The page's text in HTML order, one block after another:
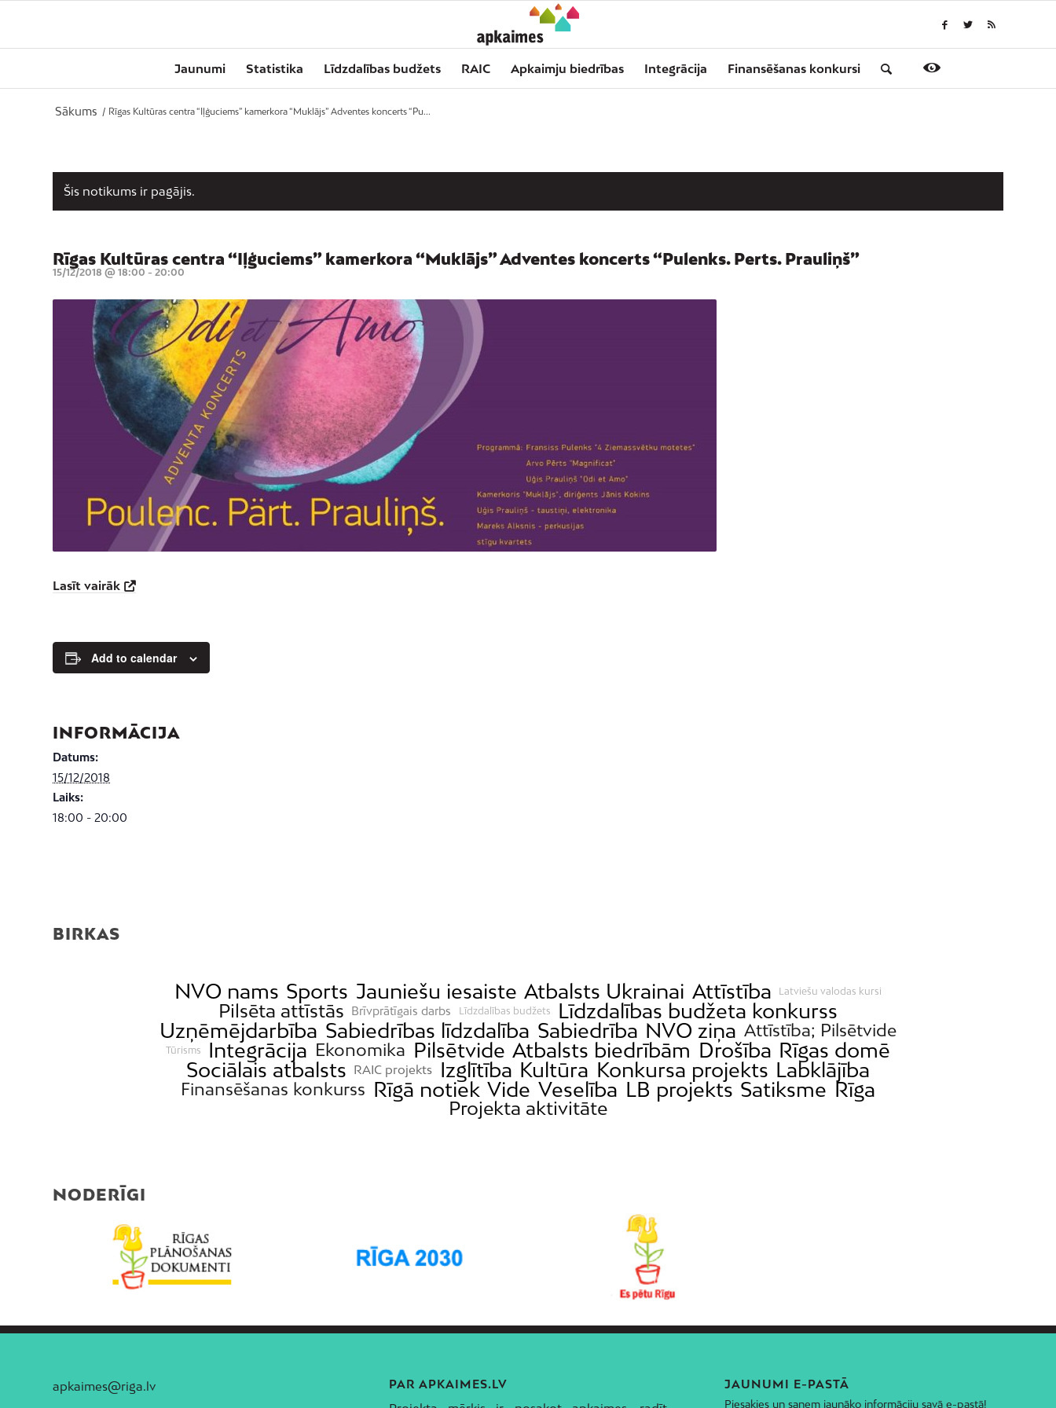
Jaunumi Statistika Līdzdalības budžets RAIC Apkaimju biedrības Integrācija Finansēšanas konkursi
Sākums / Rīgas Kultūras centra “Iļģuciems” kamerkora “Muklājs” Adventes koncerts “Pu...
Šis notikums ir pagājis.
Rīgas Kultūras centra “Iļģuciems” kamerkora “Muklājs” Adventes koncerts “Pulenks. Perts. Prauliņš”
15/12/2018 @ 18:00 - 20:00
Lasīt vairāk
Add to calendar
INFORMĀCIJA
Datums:
15/12/2018
Laiks:
18:00 - 20:00
BIRKAS
NVO nams Sports Jauniešu iesaiste Atbalsts Ukrainai Attīstība Latviešu valodas kursi
Pilsēta attīstās Brīvprātīgais darbs Līdzdalības budžets
Līdzdalības budžeta konkurss
Uzņēmējdarbība Sabiedrības līdzdalība Sabiedrība NVO ziņa Attīstība; Pilsētvide
Tūrisms Integrācija Ekonomika Pilsētvide Atbalsts biedrībām Drošība Rīgas domē
Sociālais atbalsts
RAIC projekts Izglītība Kultūra Konkursa projekts Labklājība
Finansēšanas konkurss Rīgā notiek Vide Veselība LB projekts Satiksme Rīga
Projekta aktivitāte
NODERĪGI
apkaimes@riga.lv PAR APKAIMES.LV JAUNUMI E-PASTĀ
Piesakies un saņem jaunāko informāciju savā e-pastā!